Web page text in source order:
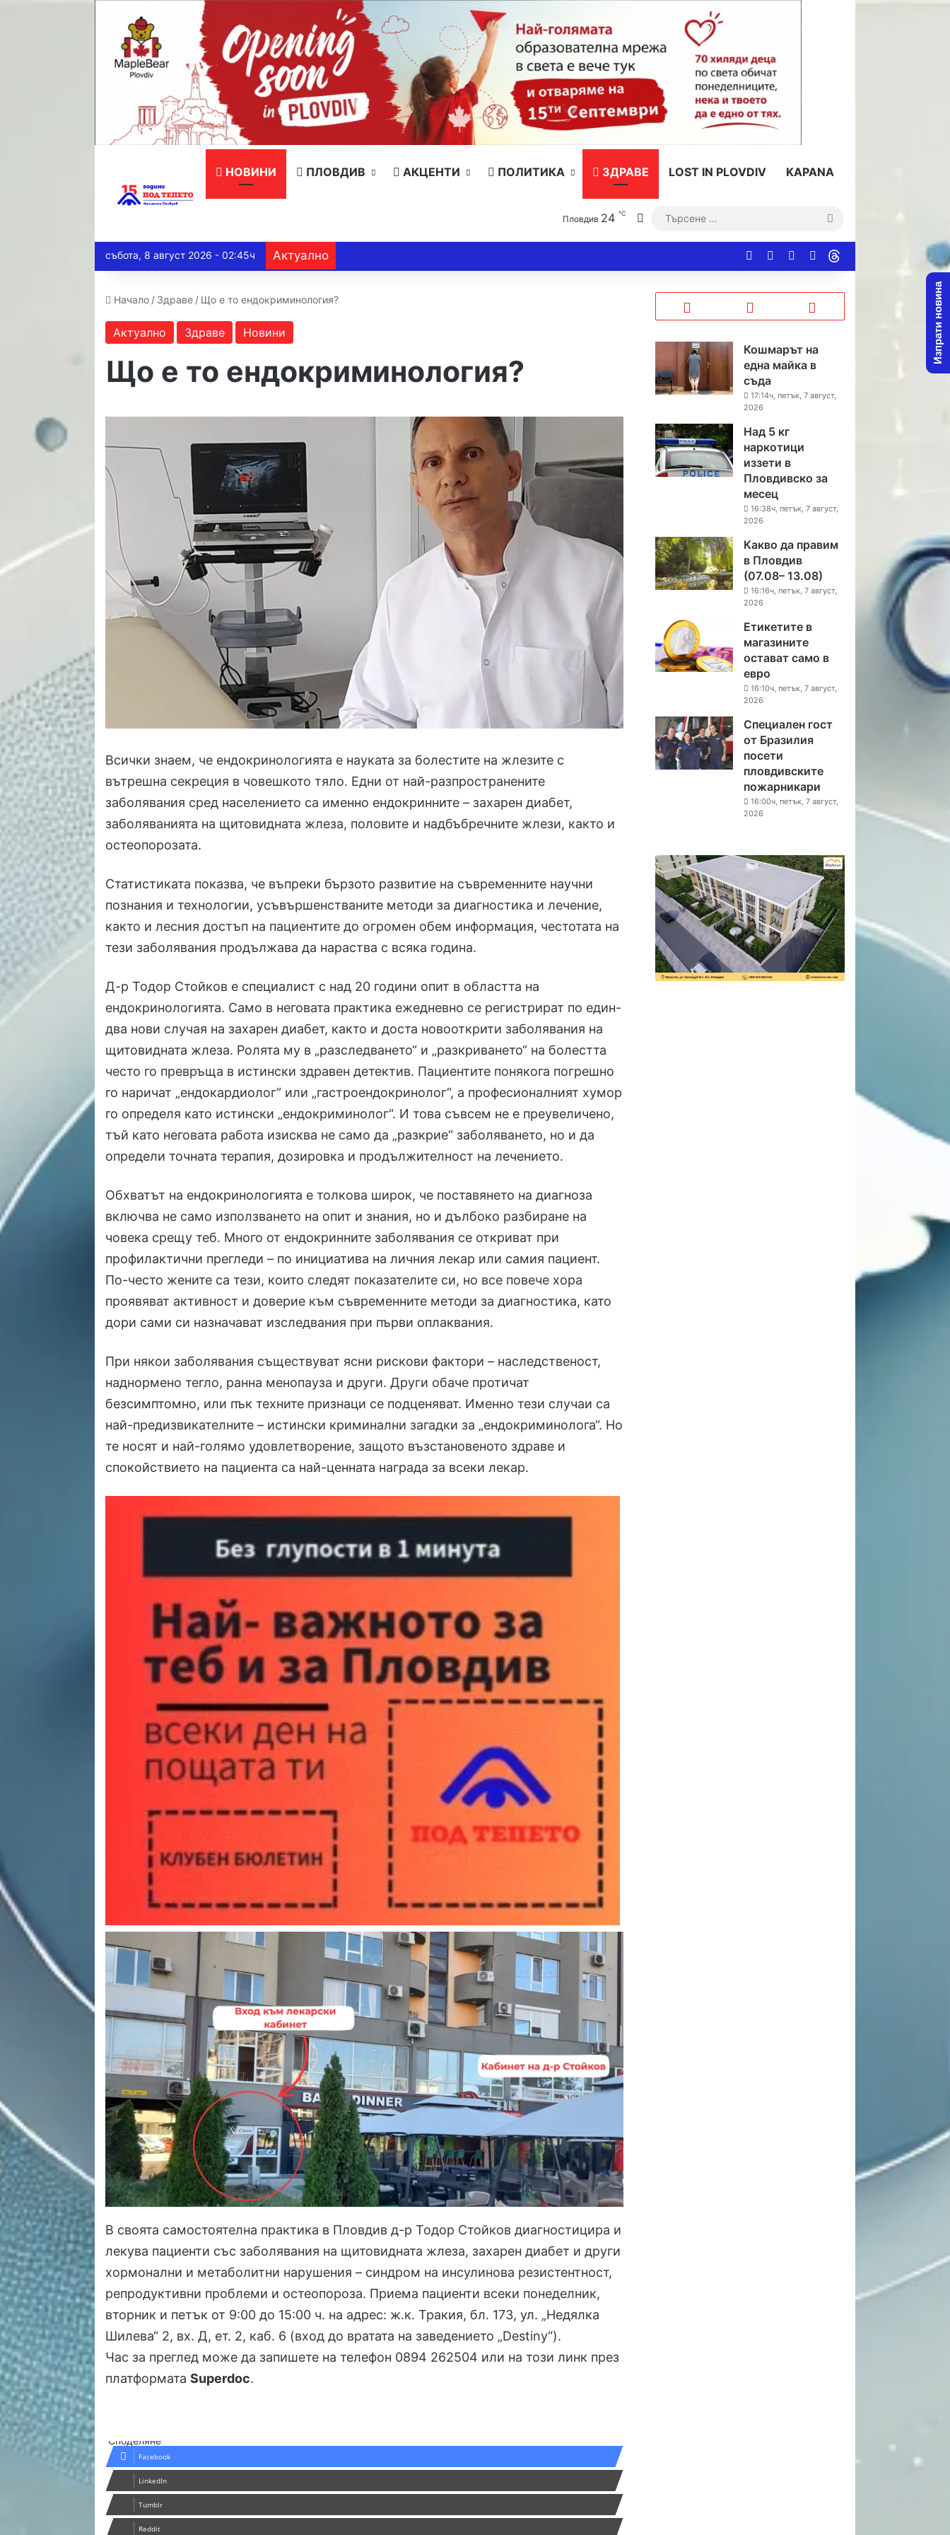
НОВИНИ ПЛОВДИВ АКЦЕНТИ ПОЛИТИКА ЗДРАВЕ LOST IN PLOVDIV KAPANA
Пловдив 24℃ Switch skin
Търсене
...
събота, 8 август 2026 - 02:45ч Актуално FacebookYouTubeInstagram
RSS
Начало / Здраве / Що е то ендокриминология?
Актуално Здраве Новини
Що е то ендокриминология?
Всички знаем, че ендокринологията е науката за болестите на жлезите с
вътрешна секреция в човешкото тяло. Едни от най-разпространените
заболявания сред населението са именно ендокринните – захарен диабет,
заболяванията на щитовидната жлеза, половите и надбъбречните жлези, както и
остеопорозата.
Статистиката показва, че въпреки бързото развитие на съвременните научни
познания и технологии, усъвършенстваните методи за диагностика и лечение,
както и лесния достъп на пациентите до огромен обем информация, честотата на
тези заболявания продължава да нараства с всяка година.
Д-р Тодор Стойков е специалист с над 20 години опит в областта на
ендокринологията. Само в неговата практика ежедневно се регистрират по един-
два нови случая на захарен диабет, както и доста новооткрити заболявания на
щитовидната жлеза. Ролята му в „разследването“ и „разкриването“ на болестта
често го превръща в истински здравен детектив. Пациентите понякога погрешно
го наричат „ендокардиолог“ или „гастроендокринолог“, а професионалният хумор
го определя като истински „ендокриминолог“. И това съвсем не е преувеличено,
тъй като неговата работа изисква не само да „разкрие“ заболяването, но и да
определи точната терапия, дозировка и продължителност на лечението.
Обхватът на ендокринологията е толкова широк, че поставянето на диагноза
включва не само използването на опит и знания, но и дълбоко разбиране на
човека срещу теб. Много от ендокринните заболявания се откриват при
профилактични прегледи – по инициатива на личния лекар или самия пациент.
По-често жените са тези, които следят показателите си, но все повече хора
проявяват активност и доверие към съвременните методи за диагностика, като
дори сами си назначават изследвания при първи оплаквания.
При някои заболявания съществуват ясни рискови фактори – наследственост,
наднормено тегло, ранна менопауза и други. Други обаче протичат
безсимптомно, или пък техните признаци се подценяват. Именно тези случаи са
най-предизвикателните – истински криминални загадки за „ендокриминолога“. Но
те носят и най-голямо удовлетворение, защото възстановеното здраве и
спокойствието на пациента са най-ценната награда за всеки лекар.
В своята самостоятелна практика в Пловдив д-р Тодор Стойков диагностицира и
лекува пациенти със заболявания на щитовидната жлеза, захарен диабет и други
хормонални и метаболитни нарушения – синдром на инсулинова резистентност,
репродуктивни проблеми и остеопороза. Приема пациенти всеки понеделник,
вторник и петък от 9:00 до 15:00 ч. на адрес: ж.к. Тракия, бл. 173, ул. „Недялка
Шилева“ 2, вх. Д, ет. 2, каб. 6 (вход до вратата на заведението „Destiny“).
Час за преглед може да запишете на телефон 0894 262504 или на този линк през
платформатаSuperdoc.
Споделяне
Facebook
LinkedIn
Tumblr
Reddit
Кошмарът на
една майка в
съда
17:14ч, петък, 7 август,
2026
Над 5 кг
наркотици
иззети в
Пловдивско за
месец
16:38ч, петък, 7 август,
2026
Какво да правим
в Пловдив
(07.08– 13.08)
16:16ч, петък, 7 август,
2026
Етикетите в
магазините
остават само в
евро
16:10ч, петък, 7 август,
2026
Специален гост
от Бразилия
посети
пловдивските
пожарникари
16:00ч, петък, 7 август,
2026
Изпрати новина